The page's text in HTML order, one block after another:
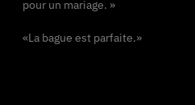
pour un mariage. »
«La bague est parfaite.»